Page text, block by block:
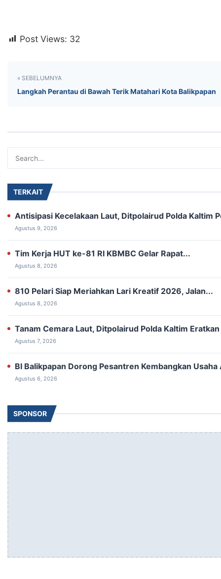
Post Views: 32
« SEBELUMNYA
Langkah Perantau di Bawah Terik Matahari Kota Balikpapan
TERKAIT
Antisipasi Kecelakaan Laut, Ditpolairud Polda Kaltim
Agustus 9, 2026
Tim Kerja HUT ke-81 RI KBMBC Gelar Rapat...
Agustus 8, 2026
810 Pelari Siap Meriahkan Lari Kreatif 2026, Jalan...
Agustus 8, 2026
Tanam Cemara Laut, Ditpolairud Polda Kaltim
Agustus 7, 2026
BI Balikpapan Dorong Pesantren Kembangkan Usaha
Agustus 6, 2026
SPONSOR